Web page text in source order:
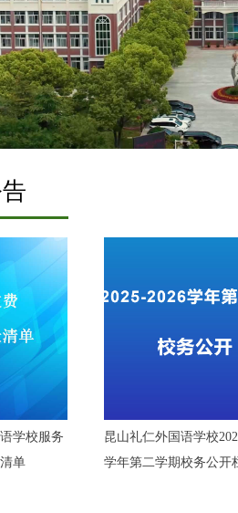
学校服务
单
昆山礼仁外国语学校
学年第二学期校务公开